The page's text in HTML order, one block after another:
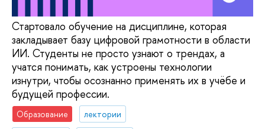
Стартовало обучение на дисциплине, которая
закладывает базу цифровой грамотности в области
ИИ. Студенты не просто узнают о трендах, а
учатся понимать, как устроены технологии
изнутри, чтобы осознанно применять их в учёбе и
будущей профессии.
Образование
лектории